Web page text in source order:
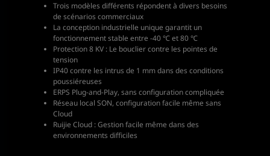
Trois modèles différents répondent à divers besoins
de scénarios commerciaux
La conception industrielle unique garantit un
fonctionnement stable entre -40 ℃ et 80 ℃
Protection 8 KV : Le bouclier contre les pointes de
tension
IP40 contre les intrus de 1 mm dans des conditions
poussiéreuses
ERPS Plug-and-Play, sans configuration compliquée
Réseau local SON, configuration facile même sans
Cloud
Ruijie Cloud : Gestion facile même dans des
environnements difficiles